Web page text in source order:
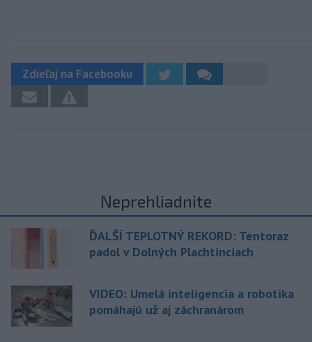
Zdieľaj na Facebooku
Neprehliadnite
ĎALŠÍ TEPLOTNÝ REKORD: Tentoraz
padol v Dolných Plachtinciach
VIDEO: Umelá inteligencia a robotika
pomáhajú už aj záchranárom